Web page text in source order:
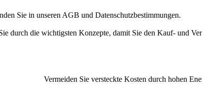
Sie in unseren AGB und Datenschutzbestimmungen.
die wichtigsten Konzepte, damit Sie den Kauf- und
Vermeiden Sie versteckte Kosten durch hohen